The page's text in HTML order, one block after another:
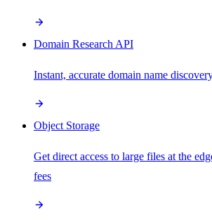
Domain Research API
Instant, accurate domain name
Object Storage
Get direct access to large files at the
fees